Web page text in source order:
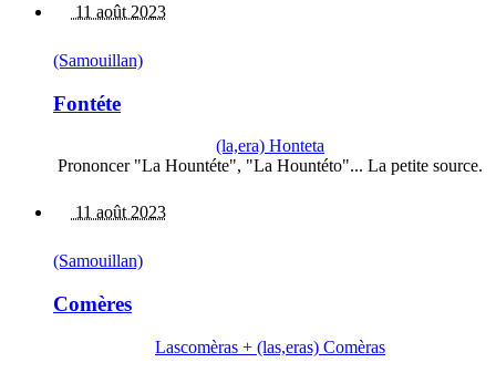
11 août 2023
(Samouillan)
Fontéte
(la,era) Honteta
Prononcer "La Hountéte", "La Hountéto"... La petite source.
11 août 2023
(Samouillan)
Comères
Lascomèras + (las,eras) Comèras